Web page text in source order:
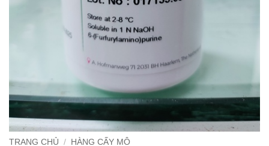
TRANG CHỦ / HÀNG CẤY MÔ